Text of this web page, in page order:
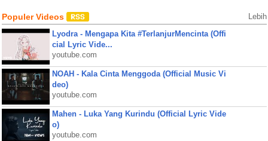
Populer Videos Lebih
Lyodra - Mengapa Kita #TerlanjurMencinta (Offi
cial Lyric Vide...
youtube.com
NOAH - Kala Cinta Menggoda (Official Music Vi
deo)
youtube.com
Mahen - Luka Yang Kurindu (Official Lyric Vide
o)
youtube.com